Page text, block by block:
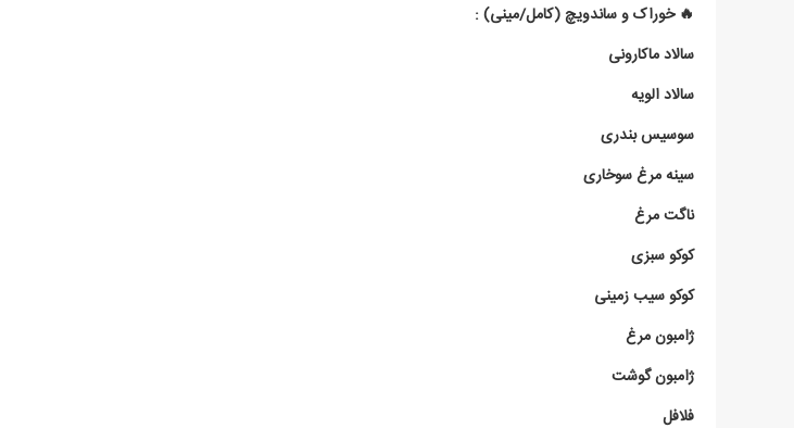
🔥 خوراک و ساندویچ (کامل/مینی) :
سالاد ماکارونی
سالاد الویه
سوسیس بندری
سینه مرغ سوخاری
ناگت مرغ
کوکو سبزی
کوکو سیب زمینی
ژامبون مرغ
ژامبون گوشت
فلافل